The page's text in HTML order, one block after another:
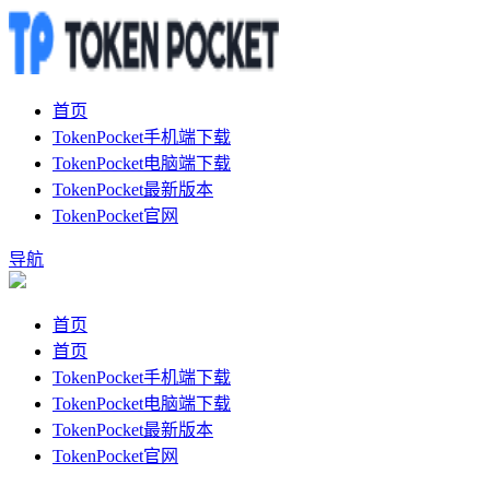
首页
TokenPocket手机端下载
TokenPocket电脑端下载
TokenPocket最新版本
TokenPocket官网
导航
首页
首页
TokenPocket手机端下载
TokenPocket电脑端下载
TokenPocket最新版本
TokenPocket官网